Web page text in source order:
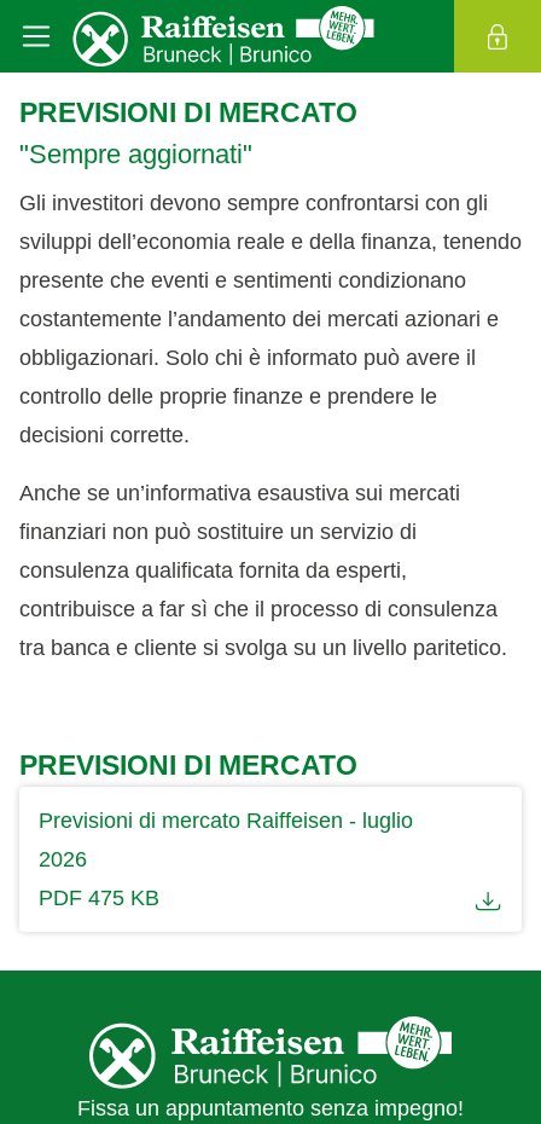
PREVISIONI DI MERCATO
"Sempre aggiornati"
Gli investitori devono sempre confrontarsi con gli
sviluppi dell’economia reale e della finanza, tenendo
presente che eventi e sentimenti condizionano
costantemente l’andamento dei mercati azionari e
obbligazionari. Solo chi è informato può avere il
controllo delle proprie finanze e prendere le
decisioni corrette.
Anche se un’informativa esaustiva sui mercati
finanziari non può sostituire un servizio di
consulenza qualificata fornita da esperti,
contribuisce a far sì che il processo di consulenza
tra banca e cliente si svolga su un livello paritetico.
PREVISIONI DI MERCATO
Previsioni di mercato Raiffeisen - luglio
2026
PDF 475 KB
Fissa un appuntamento senza impegno!